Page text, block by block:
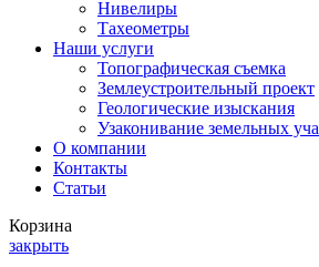
Нивелиры
Тахеометры
Наши услуги
Топографическая съемка
Землеустроительный проект
Геологические изыскания
Узаконивание земельных
О компании
Контакты
Статьи
Корзина
закрыть